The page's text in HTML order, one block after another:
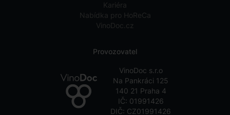
Kariéra
Nabídka pro HoReCa
VinoDoc.cz
Provozovatel
VinoDoc s.r.o
Na Pankráci 125
140 21 Praha 4
IČ: 01991426
DIČ: CZ01991426